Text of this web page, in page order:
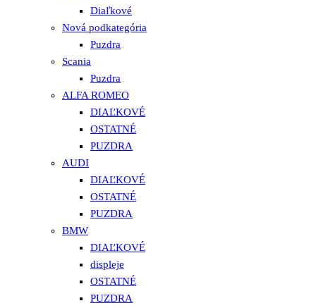
Diaľkové
Nová podkategória
Puzdra
Scania
Puzdra
ALFA ROMEO
DIAĽKOVÉ
OSTATNÉ
PUZDRA
AUDI
DIAĽKOVÉ
OSTATNÉ
PUZDRA
BMW
DIAĽKOVÉ
displeje
OSTATNÉ
PUZDRA